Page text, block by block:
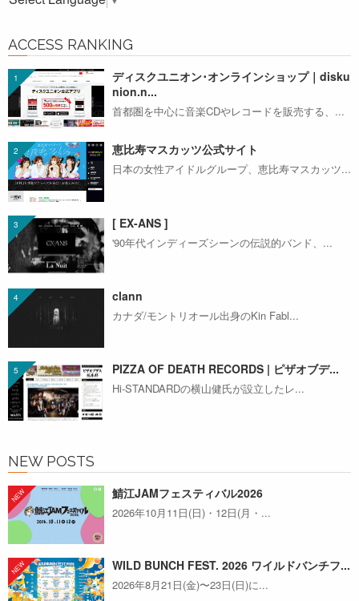
ACCESS RANKING
ディスクユニオン･オンラインショップ｜disku
nion.n...
首都圏を中心に音楽CDやレコードを販売する、...
恵比寿マスカッツ公式サイト
日本の女性アイドルグループ、恵比寿マスカッツ...
[ EX-ANS ]
'90年代インディーズシーンの伝説的バンド、...
clann
カナダ/モントリオール出身のKin Fabl...
PIZZA OF DEATH RECORDS | ピザオブデ...
Hi-STANDARDの横山健氏が設立したレ...
NEW POSTS
鯖江JAMフェスティバル2026
2026年10月11日(日)・12日(月・...
WILD BUNCH FEST. 2026 ワイルドバンチフ...
2026年8月21日(金)〜23日(日)に...